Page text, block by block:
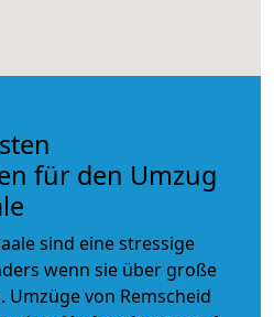
für den Umzug
sind eine stressige
wenn sie über große
von Remscheid